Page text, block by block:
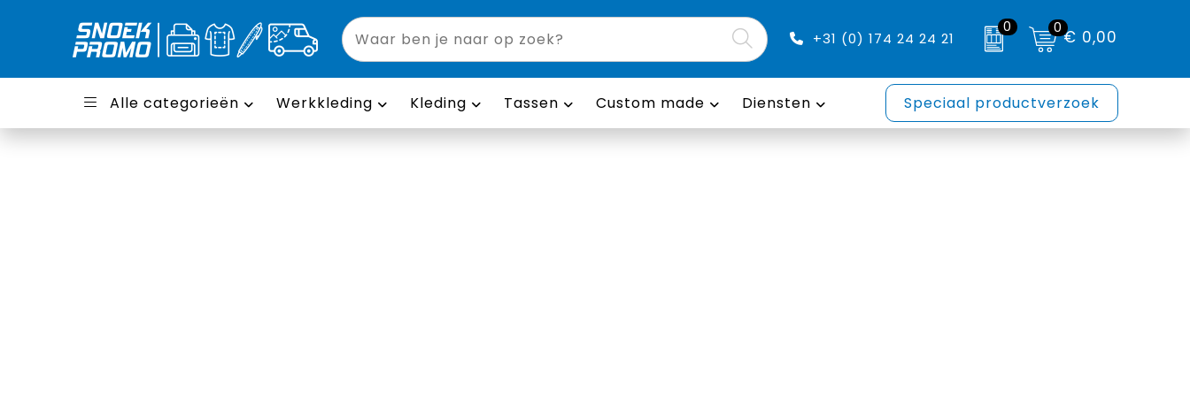
+31 (0) 174 24 24 21
0 0€ 0,00
Alle categorieën Werkkleding Kleding Tassen Custom made Diensten Speciaal productverzoek